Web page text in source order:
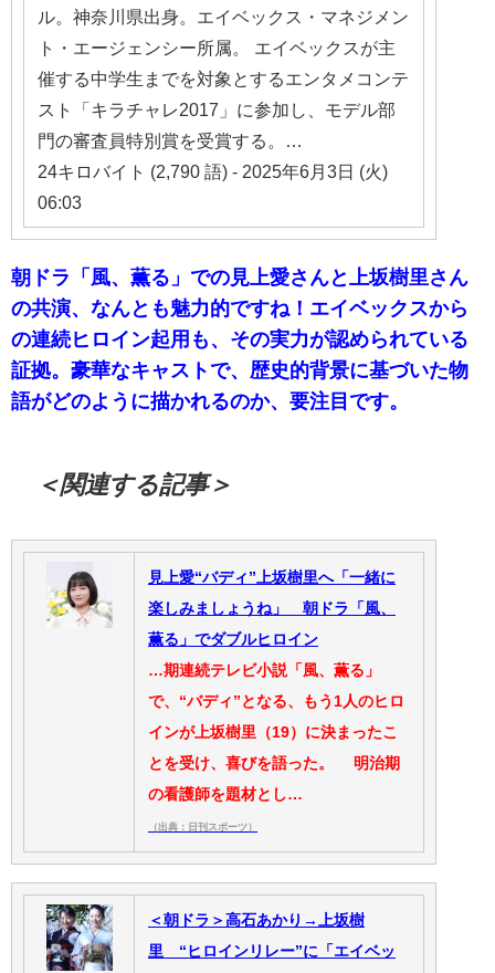
ル。神奈川県出身。エイベックス・マネジメン
ト・エージェンシー所属。 エイベックスが主
催する中学生までを対象とするエンタメコンテ
スト「キラチャレ2017」に参加し、モデル部
門の審査員特別賞を受賞する。…
24キロバイト (2,790 語) - 2025年6月3日 (火)
06:03
朝ドラ「風、薫る」での見上愛さんと上坂樹里さん
の共演、なんとも魅力的ですね！エイベックスから
の連続ヒロイン起用も、その実力が認められている
証拠。豪華なキャストで、歴史的背景に基づいた物
語がどのように描かれるのか、要注目です。
＜関連する記事＞
見上愛“バディ”上坂樹里へ「一緒に
楽しみましょうね」 朝ドラ「風、
薫る」でダブルヒロイン
…期連続テレビ小説「風、薫る」
で、“バディ”となる、もう1人のヒロ
インが上坂樹里（19）に決まったこ
とを受け、喜びを語った。 明治期
の看護師を題材とし…
（出典：日刊スポーツ）
＜朝ドラ＞高石あかり→上坂樹
里 “ヒロインリレー”に「エイベッ